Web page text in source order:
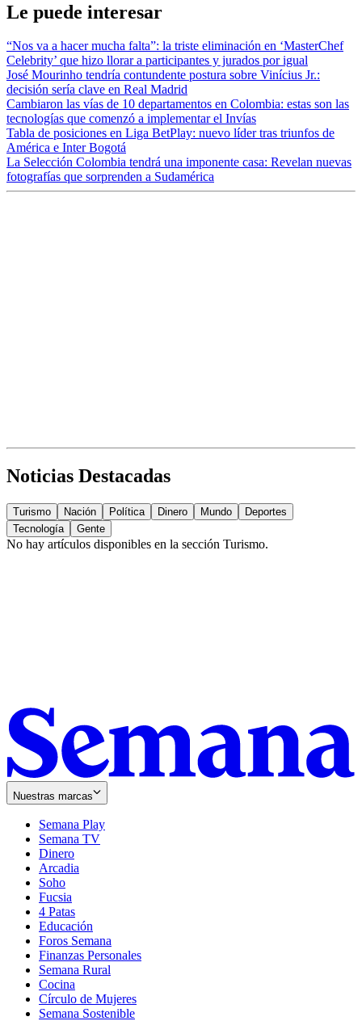
Le puede interesar
“Nos va a hacer mucha falta”: la triste eliminación en ‘MasterChef
Celebrity’ que hizo llorar a participantes y jurados por igual
José Mourinho tendría contundente postura sobre Vinícius Jr.:
decisión sería clave en Real Madrid
Cambiaron las vías de 10 departamentos en Colombia: estas son las
tecnologías que comenzó a implementar el Invías
Tabla de posiciones en Liga BetPlay: nuevo líder tras triunfos de
América e Inter Bogotá
La Selección Colombia tendrá una imponente casa: Revelan nuevas
fotografías que sorprenden a Sudamérica
Noticias Destacadas
Turismo Nación Política Dinero Mundo
Deportes
Tecnología
Gente
No hay artículos disponibles en la sección Turismo.
Nuestras marcas
Semana Play
Semana TV
Dinero
Arcadia
Soho
in
new
window
Fucsia
in
new
window
4 Patas
Educación
Foros Semana
Finanzas Personales
Semana Rural
Cocina
Círculo de Mujeres
Semana Sostenible